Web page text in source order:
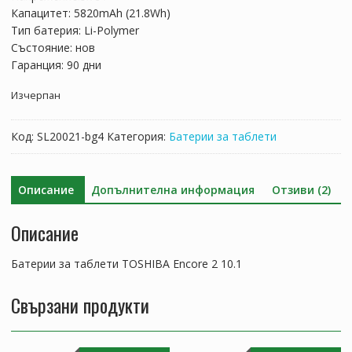
106.40 лв..
Капацитет: 5820mAh (21.8Wh)
Тип батерия: Li-Polymer
Състояние: нов
Гаранция: 90 дни
Изчерпан
Код: SL20021-bg4 Категория: Батерии за таблети
Описание Допълнителна информация Отзиви (2)
Описание
Батерии за таблети TOSHIBA Encore 2 10.1
Свързани продукти